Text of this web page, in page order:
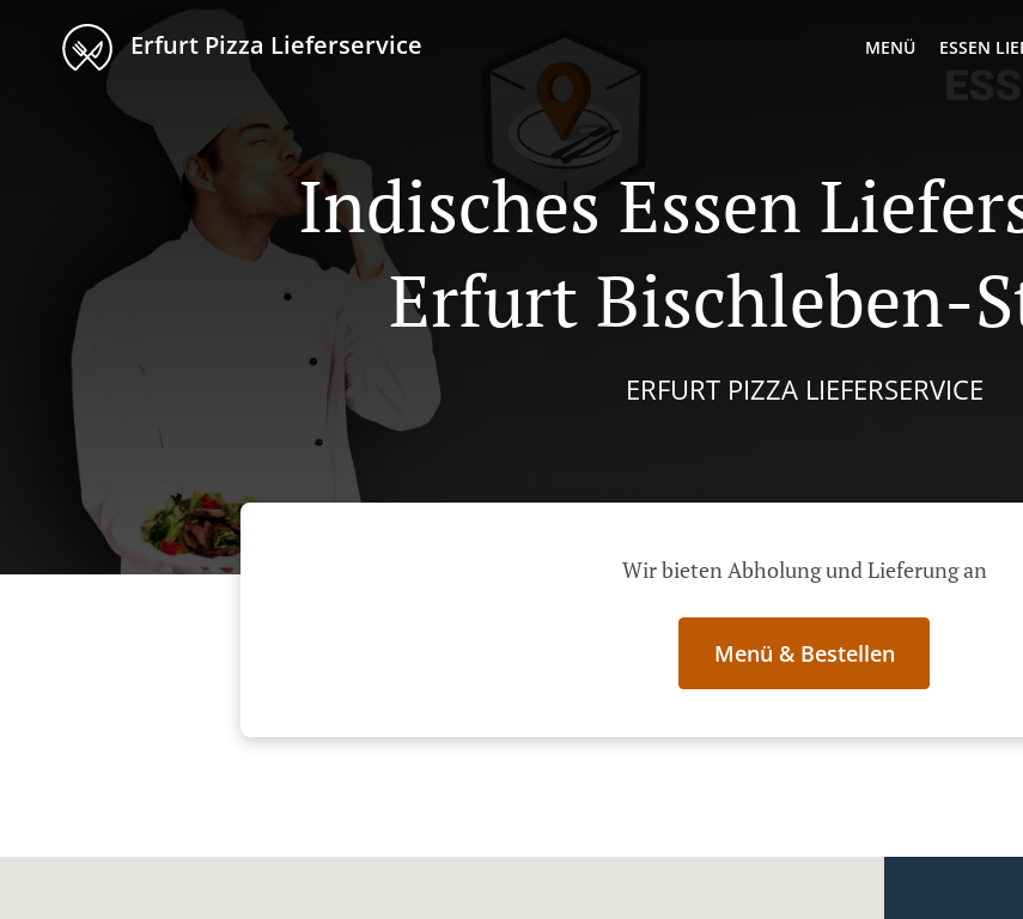
Erfurt Pizza Lieferservice MENÜ ESSEN
Indisches Essen
Erfurt Bischleben-
ERFURT PIZZA LIEFERSERVICE
Wir bieten Abholung und Lieferung an
Menü & Bestellen